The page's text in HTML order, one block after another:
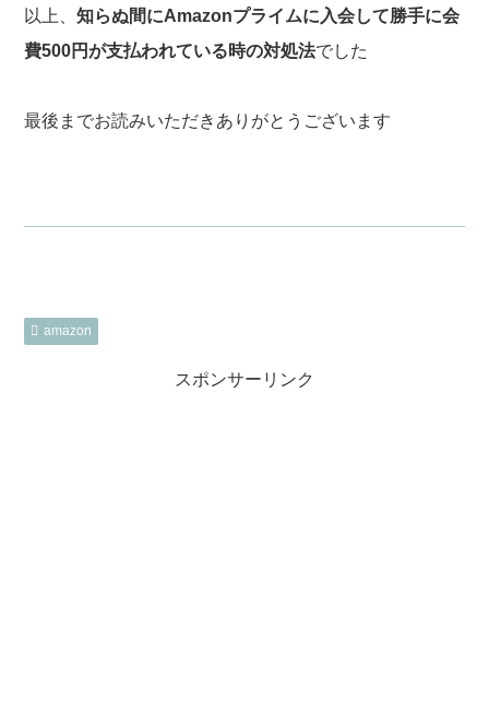
以上、知らぬ間にAmazonプライムに入会して勝手に会
費500円が支払われている時の対処法でした
最後までお読みいただきありがとうございます
amazon
スポンサーリンク